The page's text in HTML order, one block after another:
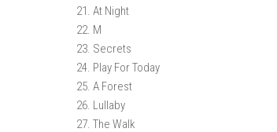
21. At Night
22. M
23. Secrets
24. Play For Today
25. A Forest
26. Lullaby
27. The Walk